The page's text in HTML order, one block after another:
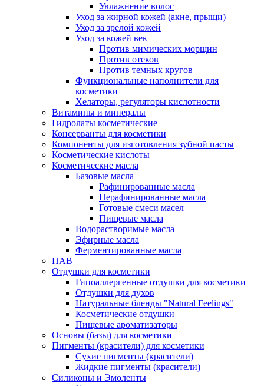
Увлажнение волос
Уход за жирной кожей (акне, прыщи)
Уход за зрелой кожей
Уход за кожей век
Против мимических морщин
Против отеков
Против темных кругов
Функциональные наполнители для
косметики
Хелаторы, регуляторы кислотности
Витамины и минералы
Гидролаты косметические
Консерванты для косметики
Компоненты для изготовления зубной пасты
Косметические кислоты
Косметические масла
Базовые масла
Рафинированные масла
Нерафинированные масла
Готовые смеси масел
Пищевые масла
Водорастворимые масла
Эфирные масла
Ферментированные масла
ПАВ
Отдушки для косметики
Гипоаллергенные отдушки для косметики
Отдушки для духов
Натуральные бленды "Natural Feelings"
Косметические отдушки
Пищевые ароматизаторы
Основы (базы) для косметики
Пигменты (красители) для косметики
Сухие пигменты (красители)
Жидкие пигменты (красители)
Силиконы и Эмоленты